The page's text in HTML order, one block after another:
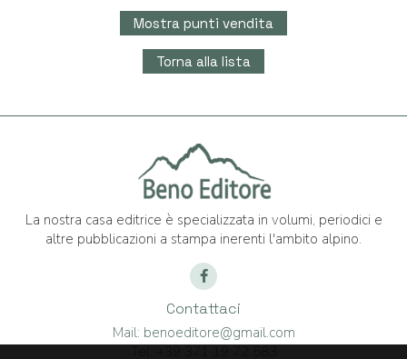
Mostra punti vendita
Torna alla lista
La nostra casa editrice è specializzata in volumi, periodici e
altre pubblicazioni a stampa inerenti l'ambito alpino.
Contattaci
Mail: benoeditore@gmail.com